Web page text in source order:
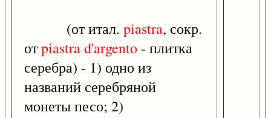
(от итал. piastra, сокр.
отpiastrad'argento - плитка
серебра) - 1) одно из
названий серебряной
монеты песо; 2)